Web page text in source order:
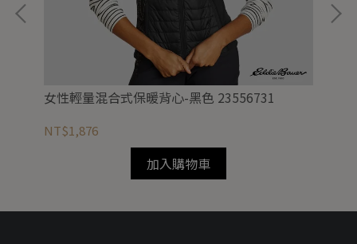
女性輕量混合式保暖背心-黑色 23556731
NT$1,876
加入購物車